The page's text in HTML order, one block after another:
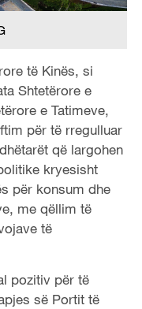
të Kinës, si
Shtetërore e
e Tatimeve,
për të rregulluar
që largohen
kryesisht
për konsum dhe
me qëllim të
të
pozitiv për të
së Portit të